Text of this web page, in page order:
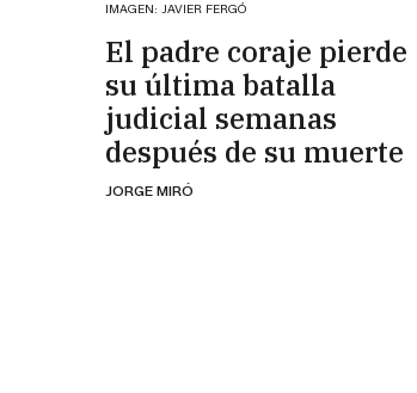
IMAGEN: JAVIER FERGÓ
El padre coraje pierde
su última batalla
judicial semanas
después de su muerte
JORGE MIRÓ